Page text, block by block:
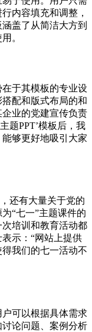
内容填充和调整，
盖了从简洁大方到
。
于其模板的专业设
配和版式布局的和
业的党建宣传负责
题PPT’模板后，我
够更好地吸引大家
还有大量关于党的
“七一”主题课件的
培训和教育活动都
示：“网站上提供
我们的七一活动不
可以根据具体需求
论问题、案例分析